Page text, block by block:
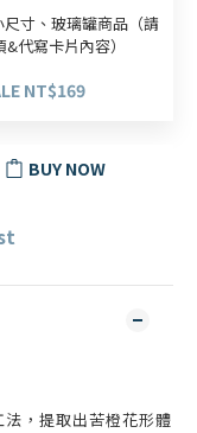
尺寸、玻璃罐商品（請
代寫卡片內容）
NT$169
BUY NOW
，提取出苦橙花形體